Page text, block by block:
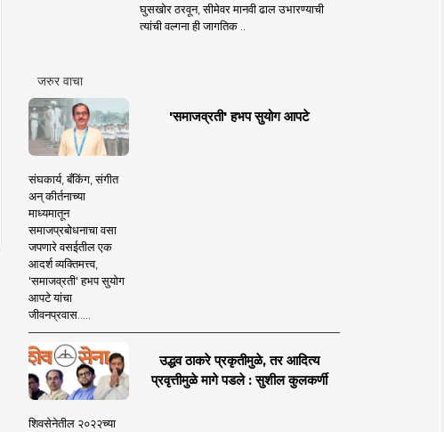
घुसखोर ठरवून, सीमेवर मानवी ढाल उभारण्याची
त्यांची वल्गना ही जागतिक ..
जरुर वाचा
'समाजव्रती' हभप सुयोग आपटे
संघकार्य, बँकिंग, संगीत
अन् कीर्तनाच्या
माध्यमातून
समाजप्रबोधनाचा वसा
जपणारे वसईतील एक
आदर्श व्यक्तिमत्त्व,
'समाजव्रती' हभप सुयोग
आपटे यांचा
जीवनप्रवास.....
उद्धव ठाकरे प्रकृतीमुळे, तर आदित्य
प्रवृत्तीमुळे मागे पडले : सुशील कुलकर्णी
शिवसेनेतील २०२२च्या